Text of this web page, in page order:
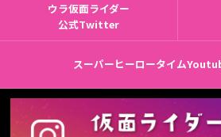
ウラ仮面ライダー
公式Twitter
スーパーヒーロータイム